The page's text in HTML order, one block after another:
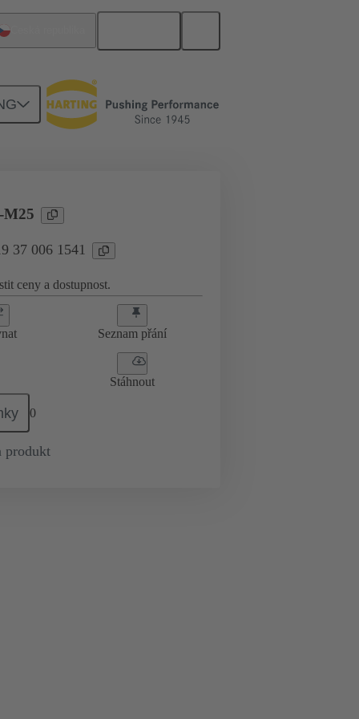
19 37 006 1541
M25
37 006 1541
ceny a dostupnost.
Seznam přání
Stáhnout
0
produkt